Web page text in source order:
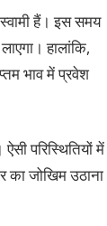
हैं। इस समय
हालांकि,
भाव में प्रवेश
परिस्थितियों में
का जोखिम उठाना